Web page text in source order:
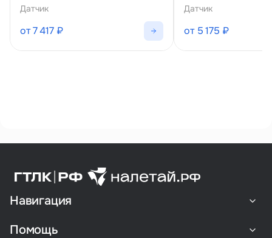
Датчик
от 7 417 ₽
Датчик
от 5 175 ₽
Навигация
Помощь